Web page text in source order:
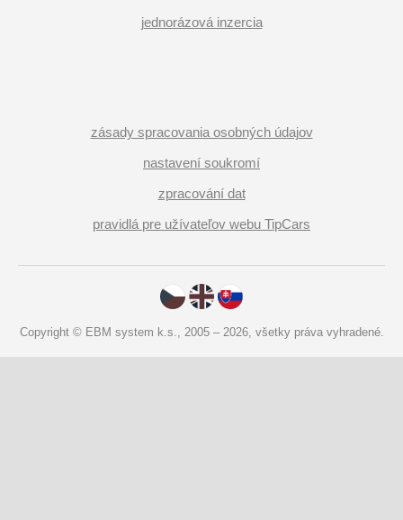
jednorázová inzercia
zásady spracovania osobných údajov
nastavení soukromí
zpracování dat
pravidlá pre užívateľov webu TipCars
Copyright © EBM system k.s., 2005 – 2026, všetky práva vyhradené.